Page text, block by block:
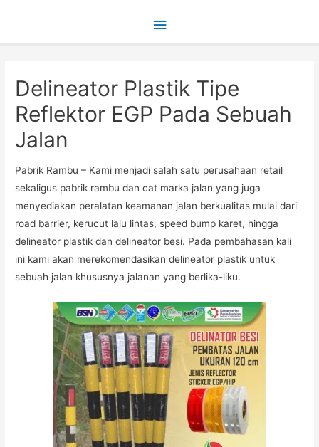
Main
Delineator Plastik Tipe
Reflektor EGP Pada Sebuah
Jalan
Pabrik Rambu – Kami menjadi salah satu perusahaan retail
sekaligus pabrik rambu dan cat marka jalan yang juga
menyediakan peralatan keamanan jalan berkualitas mulai dari
road barrier, kerucut lalu lintas, speed bump karet, hingga
delineator plastik dan delineator besi. Pada pembahasan kali
ini kami akan merekomendasikan delineator plastik untuk
sebuah jalan khususnya jalanan yang berlika-liku.